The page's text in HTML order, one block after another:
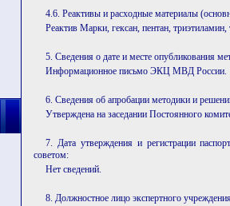
4.6. Реактивы и расходные материалы
Реактив Марки, гексан, пентан,
5. Сведения о дате и месте опубликования
Информационное письмо ЭКЦ МВД России.
6. Сведения об апробации методики и
Утверждена на заседании Постоянного
7. Дата утверждения и регистрации
советом:
Нет сведений.
8. Должностное лицо экспертного